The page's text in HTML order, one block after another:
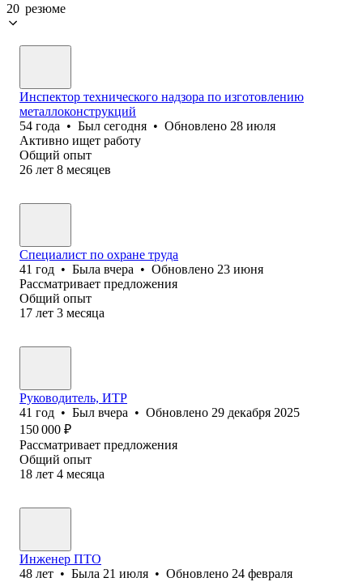
20 резюме
Инспектор технического надзора по изготовлению
металлоконструкций
54 года • Был сегодня • Обновлено 28 июля
Активно ищет работу
Общий опыт
26 лет 8 месяцев
Специалист по охране труда
41 год • Была вчера • Обновлено 23 июня
Рассматривает предложения
Общий опыт
17 лет 3 месяца
Руководитель, ИТР
41 год • Был вчера • Обновлено 29 декабря 2025
150 000 ₽
Рассматривает предложения
Общий опыт
18 лет 4 месяца
Инженер ПТО
48 лет • Была 21 июля • Обновлено 24 февраля